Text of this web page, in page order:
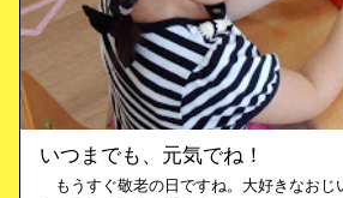
いつまでも、元気でね！
もうすぐ敬老の日ですね。大好きなおじ